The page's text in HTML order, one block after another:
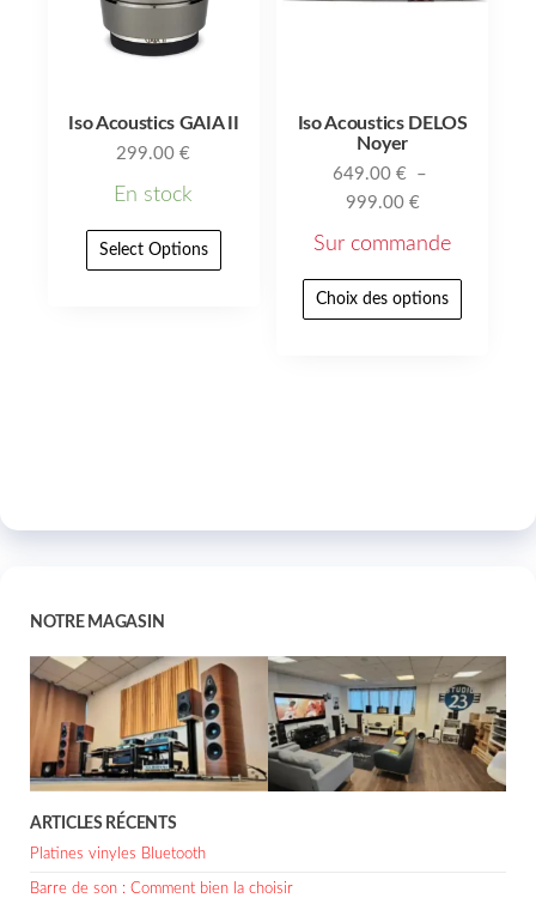
Iso Acoustics GAIA II
299.00€
En stock
Select Options
Iso Acoustics DELOS
Noyer
649.00€ –
999.00 €
Sur commande
Choix des options
NOTRE MAGASIN
ARTICLES RÉCENTS
Platines vinyles Bluetooth
Barre de son : Comment bien la choisir